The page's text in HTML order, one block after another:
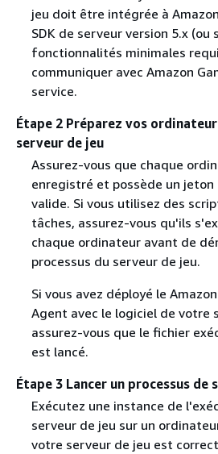
jeu doit être intégrée à
SDK de serveur version 5.x (ou
fonctionnalités minimales
communiquer avec Amazon
service.
Étape 2 Préparez vos
serveur de jeu
Assurez-vous que chaque
enregistré et possède un
valide. Si vous utilisez des
tâches, assurez-vous qu'ils
chaque ordinateur avant de
processus du serveur de jeu.
Si vous avez déployé le
Agent avec le logiciel de votre
assurez-vous que le fichier
est lancé.
Étape 3 Lancer un processus de
Exécutez une instance de
serveur de jeu sur un
votre serveur de jeu est